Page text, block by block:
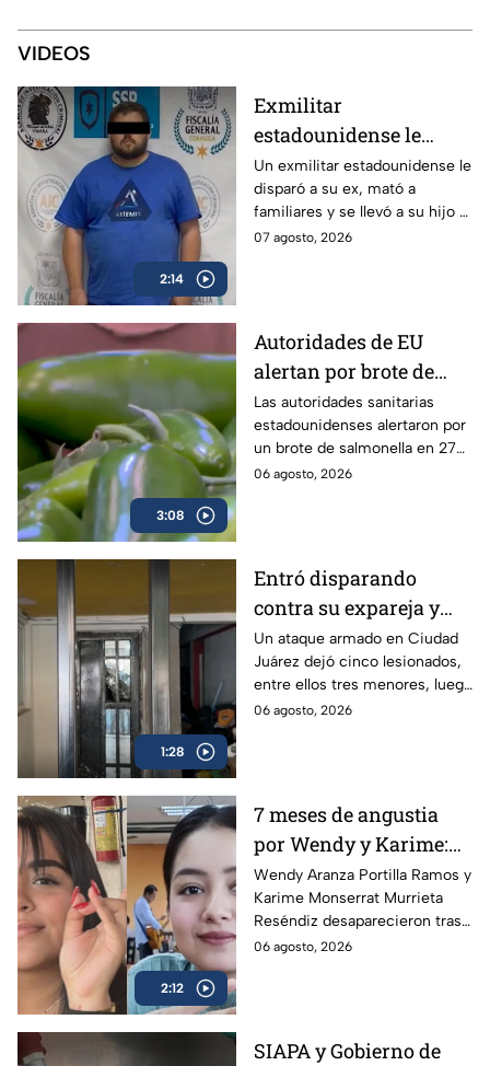
VIDEOS
2:14
Exmilitar
estadounidense le
disparó a su ex en
Saltillo, mató a
familiares y se llevó a
su hijo
Un exmilitar estadounidense le
disparó a su ex, mató a
familiares y se llevó a su hijo a
la frontera.
07 agosto, 2026
3:08
Autoridades de EU
alertan por brote de
Salmonella en cultivos
de jalapeño en México
Las autoridades sanitarias
estadounidenses alertaron por
un brote de salmonella en 27
estados vinculados a el chile
06 agosto, 2026
1:28
Entró disparando
contra su expareja y
sus hijos: Ataque
armado conmociona a
Ciudad Juárez
Un ataque armado en Ciudad
Juárez dejó cinco lesionados,
entre ellos tres menores, luego
de que un exesposo
06 agosto, 2026
2:12
7 meses de angustia
por Wendy y Karime:
desaparecieron tras
acudir a funeral de
reportero en Veracruz
Wendy Aranza Portilla Ramos y
Karime Monserrat Murrieta
Reséndiz desaparecieron tras
asistir al funeral del reportero
06 agosto, 2026
SIAPA y Gobierno de